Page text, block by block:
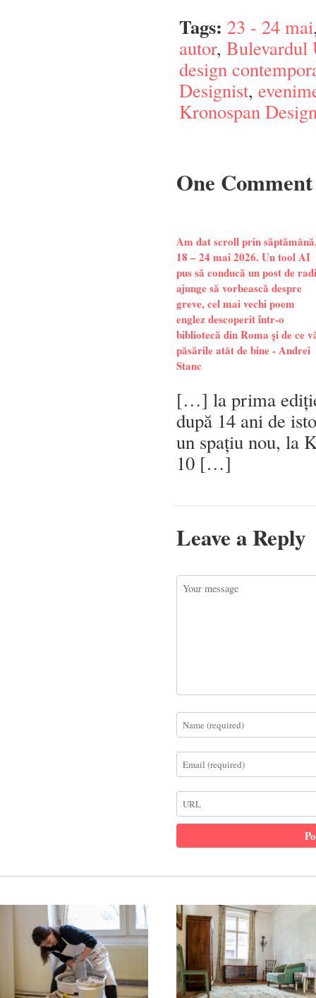
Tags: 23 - 24 mai
autor, Bulevardul
design
Designist,
Kronospan
One Comment
Am dat scroll prin
18 – 24 mai 2026. Un tool AI
pus să conducă un post de
ajunge să vorbească despre
greve, cel mai vechi poem
englez descoperit într-o
bibliotecă din Roma și de ce
păsările atât de bine - Andrei
Stanc
[…] la prima
după 14 ani de
un spațiu nou, la
10 […]
Leave a Reply